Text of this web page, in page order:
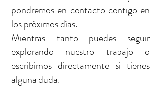
pondremos en contacto contigo en
los próximos días.
Mientras tanto puedes seguir
explorando nuestro trabajo o
escribirnos directamente si tienes
alguna duda.